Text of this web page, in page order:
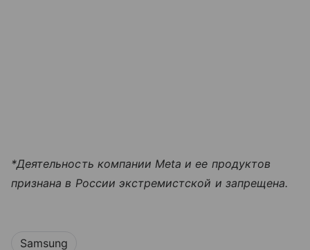
*Деятельность компании Meta и ее продуктов
признана в России экстремистской и запрещена.
Samsung